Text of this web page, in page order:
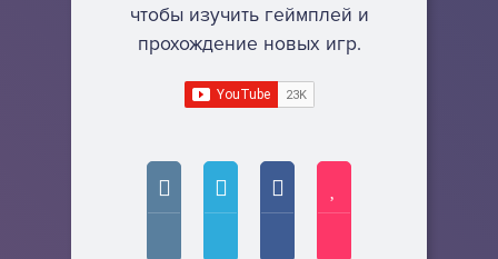
чтобы изучить геймплей и
прохождение новых игр.